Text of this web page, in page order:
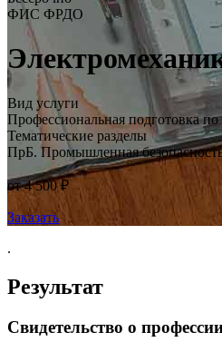
ФИС ФРДО
Вид услуги
Профессиональная подготовка
Тематические разделы
ПрБ. Промышленная
от 4 500 ₽
Заказать
.
Результат
Свидетельство о